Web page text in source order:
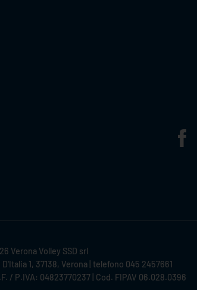
Verona Volley SSD srl
1, 37138, Verona | telefono 045 2457661
/ P.IVA: 04823770237 | Cod. FIPAV 06.028.0396